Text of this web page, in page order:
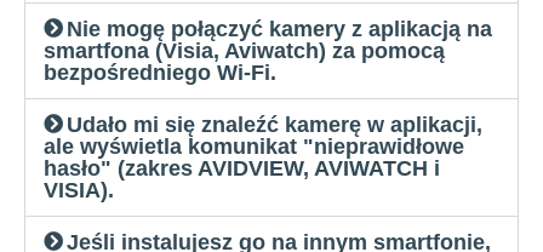
Nie mogę połączyć kamery z aplikacją na
smartfona (Visia, Aviwatch) za pomocą
bezpośredniego Wi-Fi.
Udało mi się znaleźć kamerę w aplikacji,
ale wyświetla komunikat "nieprawidłowe
hasło" (zakres AVIDVIEW, AVIWATCH i
VISIA).
Jeśli instalujesz go na innym smartfonie,